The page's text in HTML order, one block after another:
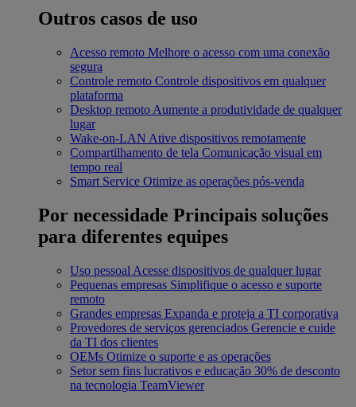
Outros casos de uso
Acesso remoto Melhore o acesso com uma conexão
segura
Controle remoto Controle dispositivos em qualquer
plataforma
Desktop remoto Aumente a produtividade de qualquer
lugar
Wake-on-LAN Ative dispositivos remotamente
Compartilhamento de tela Comunicação visual em
tempo real
Smart Service Otimize as operações pós-venda
Por necessidade Principais soluções
para diferentes equipes
Uso pessoal Acesse dispositivos de qualquer lugar
Pequenas empresas Simplifique o acesso e suporte
remoto
Grandes empresas Expanda e proteja a TI corporativa
Provedores de serviços gerenciados Gerencie e cuide
da TI dos clientes
OEMs Otimize o suporte e as operações
Setor sem fins lucrativos e educação 30% de desconto
na tecnologia TeamViewer